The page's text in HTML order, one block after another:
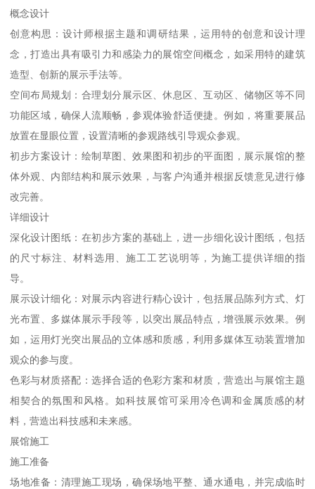
概念设计
创意构思：设计师根据主题和调研结果，运用特的创意和设计理
念，打造出具有吸引力和感染力的展馆空间概念，如采用特的建筑
造型、创新的展示手法等。
空间布局规划：合理划分展示区、休息区、互动区、储物区等不同
功能区域，确保人流顺畅，参观体验舒适便捷。例如，将重要展品
放置在显眼位置，设置清晰的参观路线引导观众参观。
初步方案设计：绘制草图、效果图和初步的平面图，展示展馆的整
体外观、内部结构和展示效果，与客户沟通并根据反馈意见进行修
改完善。
详细设计
深化设计图纸：在初步方案的基础上，进一步细化设计图纸，包括
的尺寸标注、材料选用、施工工艺说明等，为施工提供详细的指
导。
展示设计细化：对展示内容进行精心设计，包括展品陈列方式、灯
光布置、多媒体展示手段等，以突出展品特点，增强展示效果。例
如，运用灯光突出展品的立体感和质感，利用多媒体互动装置增加
观众的参与度。
色彩与材质搭配：选择合适的色彩方案和材质，营造出与展馆主题
相契合的氛围和风格。如科技展馆可采用冷色调和金属质感的材
料，营造出科技感和未来感。
展馆施工
施工准备
场地准备：清理施工现场，确保场地平整、通水通电，并完成临时